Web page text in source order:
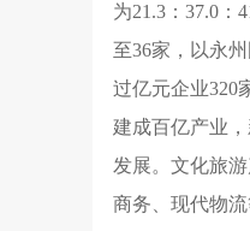
为21.3：37.0
至36家，以永
过亿元企业320
建成百亿产业
发展。文化旅
商务、现代物